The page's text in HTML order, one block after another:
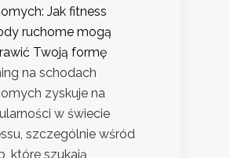
Jak fitness
ruchome mogą
Twoją formę
na schodach
zyskuje na
w świecie
szczególnie wśród
które szukają